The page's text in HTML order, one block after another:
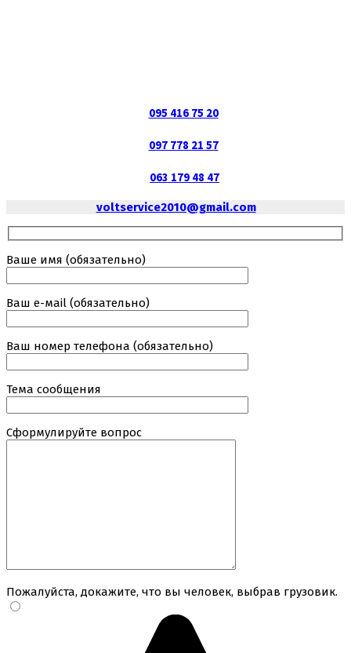
095 416 75 20
097 778 21 57
063 179 48 47
voltservice2010@gmail.com
Ваше имя (обязательно)
Ваш е-маil (обязательно)
Ваш номер телефона (обязательно)
Тема сообщения
Сформулируйте вопрос
Пожалуйста, докажите, что вы человек, выбрав грузовик.